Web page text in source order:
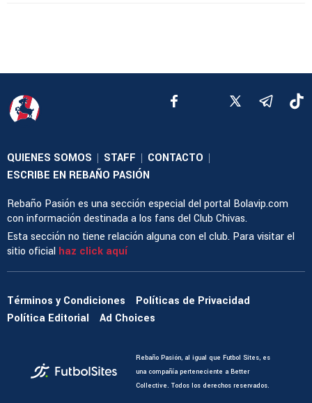
QUIENES SOMOS | STAFF | CONTACTO |
ESCRIBE EN REBAÑO PASIÓN
Rebaño Pasión es una sección especial del portal Bolavip.com
con información destinada a los fans del Club Chivas.
Esta sección no tiene relación alguna con el club. Para visitar el
sitio oficial haz click aquí
Términos y Condiciones
Políticas de Privacidad
Política Editorial
Ad Choices
Rebaño Pasión, al igual que Futbol Sites, es
una compañía perteneciente a Better
Collective. Todos los derechos reservados.